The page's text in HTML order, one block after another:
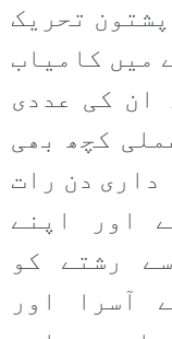
تحریک
میں کامیاب
ان کی عددی
کچھ بھی
داری دن رات
اور اپنے
رشتے کو
آسرا اور